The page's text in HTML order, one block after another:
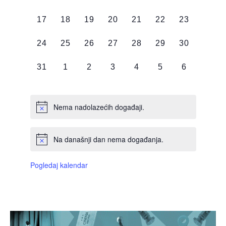
0
17
0
18
0
19
0
20
0
21
0
22
0
23
0
24
0
25
0
26
0
27
0
28
0
29
0
30
0
31
0
1
0
2
0
3
0
4
0
5
0
6
Nema nadolazećih događaji.
Na današnji dan nema događanja.
Pogledaj kalendar